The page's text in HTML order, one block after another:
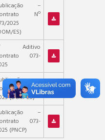
–
Nº
2025
ES)
Aditivo
073-
–
073-
(DOM-ES)
–
073-
(PNCP)